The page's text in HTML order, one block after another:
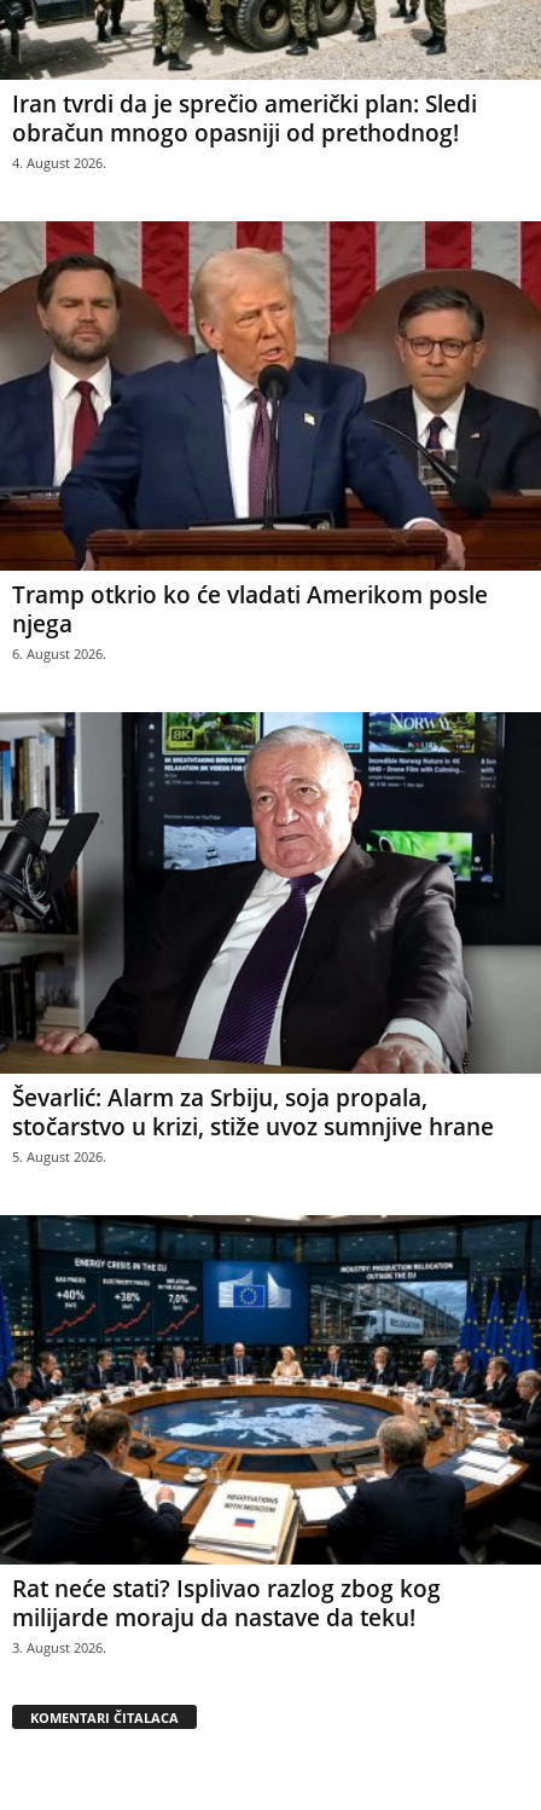
Iran tvrdi da je sprečio američki plan: Sledi
obračun mnogo opasniji od prethodnog!
4. August 2026.
Tramp otkrio ko će vladati Amerikom posle
njega
6. August 2026.
Ševarlić: Alarm za Srbiju, soja propala,
stočarstvo u krizi, stiže uvoz sumnjive hrane
5. August 2026.
Rat neće stati? Isplivao razlog zbog kog
milijarde moraju da nastave da teku!
3. August 2026.
KOMENTARI ČITALACA